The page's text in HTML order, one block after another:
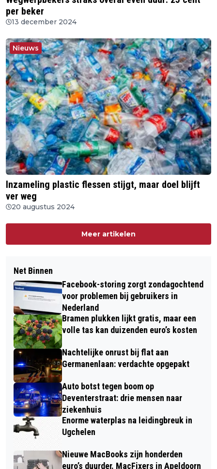
per beker
13 december 2024
Nieuws
Inzameling plastic flessen stijgt, maar doel blijft
ver weg
20 augustus 2024
Meer artikelen
Net Binnen
Facebook-storing zorgt zondagochtend
voor problemen bij gebruikers in
Nederland
Bramen plukken lijkt gratis, maar een
volle tas kan duizenden euro’s kosten
Nachtelijke onrust bij flat aan
Germanenlaan: verdachte opgepakt
Auto botst tegen boom op
Deventerstraat: drie mensen naar
ziekenhuis
Enorme waterplas na leidingbreuk in
Ugchelen
Nieuwe MacBooks zijn honderden
euro’s duurder. MacFixers in Apeldoorn